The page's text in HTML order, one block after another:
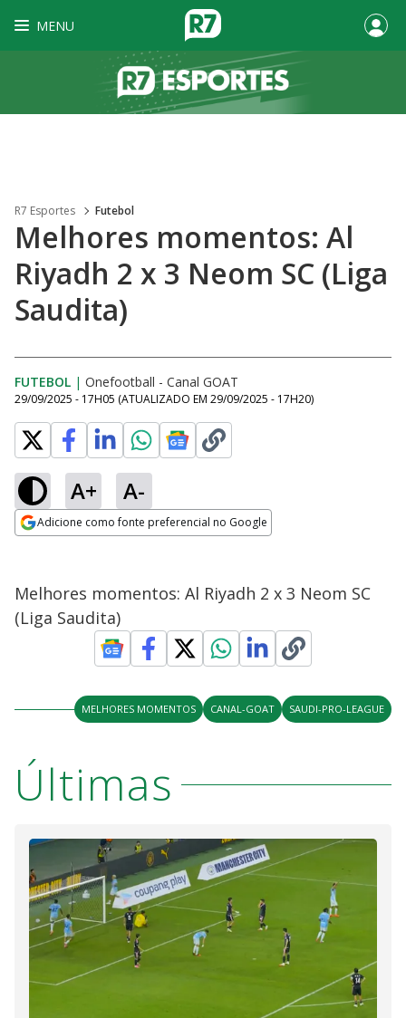
MENU
R7 Esportes Futebol
Melhores momentos: Al
Riyadh 2 x 3 Neom SC (Liga
Saudita)
FUTEBOL | Onefootball - Canal GOAT
29/09/2025 - 17H05 (ATUALIZADO EM 29/09/2025 - 17H20)
A+ A-
Adicione como fonte preferencial no Google
Melhores momentos: Al Riyadh 2 x 3 Neom SC
(Liga Saudita)
MELHORES MOMENTOS CANAL-GOAT SAUDI-PRO-LEAGUE
Últimas